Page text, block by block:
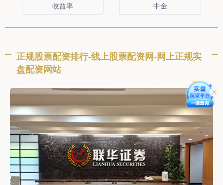
收益率 中金
正规股票配资排行-线上股票配资网-网上正规实
盘配资网站